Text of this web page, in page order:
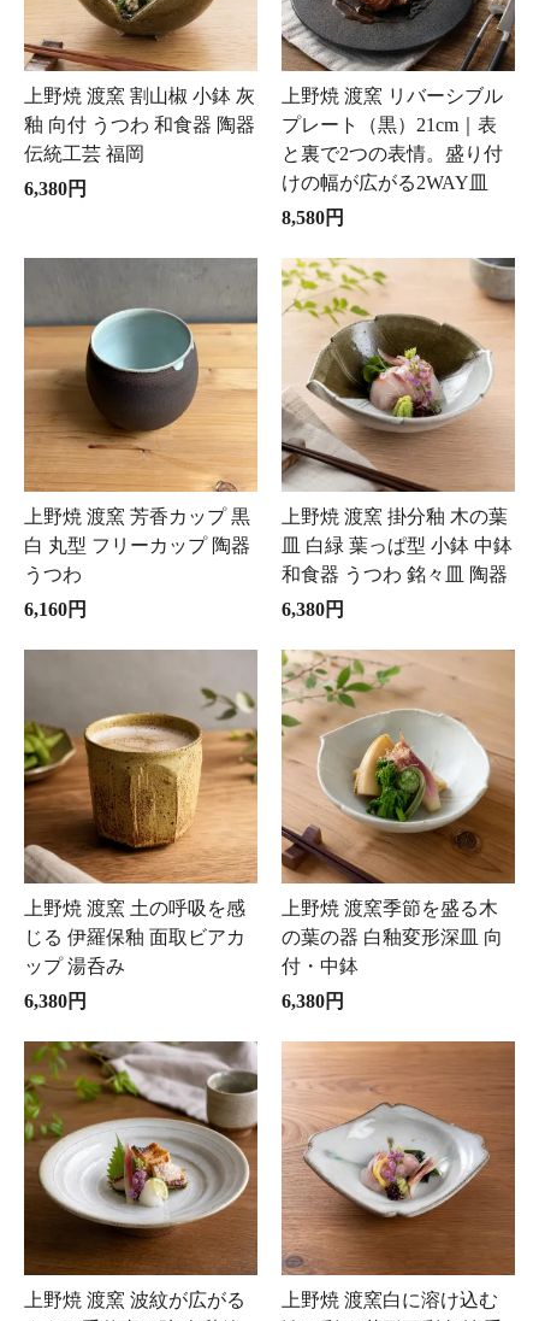
上野焼 渡窯 割山椒 小鉢 灰
釉 向付 うつわ 和食器 陶器
伝統工芸 福岡
6,380円
上野焼 渡窯 リバーシブル
プレート（黒）21cm｜表
と裏で2つの表情。盛り付
けの幅が広がる2WAY皿
8,580円
上野焼 渡窯 芳香カップ 黒
白 丸型 フリーカップ 陶器
うつわ
6,160円
上野焼 渡窯 掛分釉 木の葉
皿 白緑 葉っぱ型 小鉢 中鉢
和食器 うつわ 銘々皿 陶器
6,380円
上野焼 渡窯 土の呼吸を感
じる 伊羅保釉 面取ビアカ
ップ 湯呑み
6,380円
上野焼 渡窯季節を盛る木
の葉の器 白釉変形深皿 向
付・中鉢
6,380円
上野焼 渡窯 波紋が広がる
上野焼 渡窯白に溶け込む